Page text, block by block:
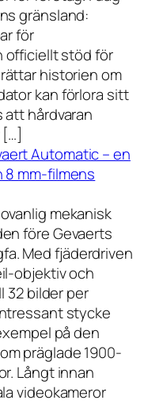
gränsland:
för
officiellt stöd för
historien om
kan förlora sitt
att hårdvaran
Automatic – en
8 mm-filmens
mekanisk
före Gevaerts
Med fjäderdriven
objektiv och
32 bilder per
stycke
på den
präglade 1900-
Långt innan
videokameror